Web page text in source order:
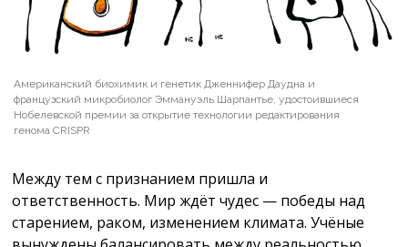
Американский биохимик и генетик Дженнифер Даудна и
французский микробиолог Эммануэль Шарпантье, удостоившиеся
Нобелевской премии за открытие технологии редактирования
генома CRISPR
Между тем с признанием пришла и
ответственность. Мир ждёт чудес — победы над
старением, раком, изменением климата. Учёные